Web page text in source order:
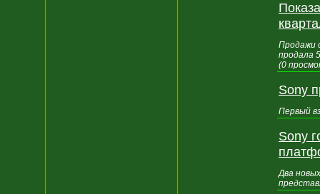
Продажи
продала
(0
Sony
Первый
Sony
Два